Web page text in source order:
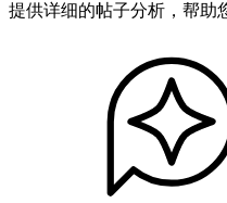
提供详细的帖子分析，帮助